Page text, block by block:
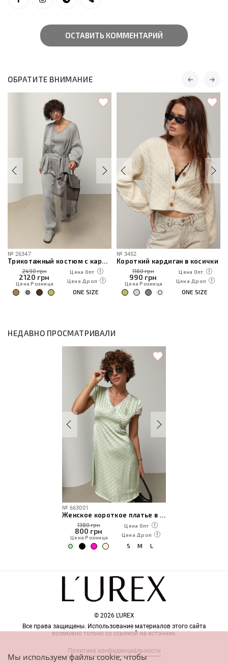
ОСТАВИТЬ КОММЕНТАРИЙ
ОБРАТИТЕ ВНИМАНИЕ
№ 26347
Трикотажный костюм с кардиганом, топом и брюками
2490 грн
2120 грн
Цена Розница
Цена Опт
Цена Дроп
ONE SIZE
№ 3452
Короткий кардиган в косички
1160 грн
990 грн
Цена Розница
Цена Опт
Цена Дроп
ONE SIZE
НЕДАВНО ПРОСМАТРИВАЛИ
№ 663001
Женское короткое платье в горох с кружевом
1380 грн
800 грн
Цена Розница
Цена Опт
Цена Дроп
S M L
© 2026 L'UREX
Все права защищены. Использование материалов этого сайта
возможно только со ссылкой на источник.
Политика конфиденциальности
Мы используем файлы cookie, чтобы